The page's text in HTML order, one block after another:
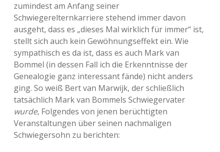
zumindest am Anfang seiner
Schwiegerelternkarriere stehend immer davon
ausgeht, dass es „dieses Mal wirklich für immer“ ist,
stellt sich auch kein Gewöhnungseffekt ein. Wie
sympathisch es da ist, dass es auch Mark van
Bommel (in dessen Fall ich die Erkenntnisse der
Genealogie ganz interessant fände) nicht anders
ging. So weiß Bert van Marwijk, der schließlich
tatsächlich Mark van Bommels Schwiegervater
wurde, Folgendes von jenen berüchtigten
Veranstaltungen über seinen nachmaligen
Schwiegersohn zu berichten: